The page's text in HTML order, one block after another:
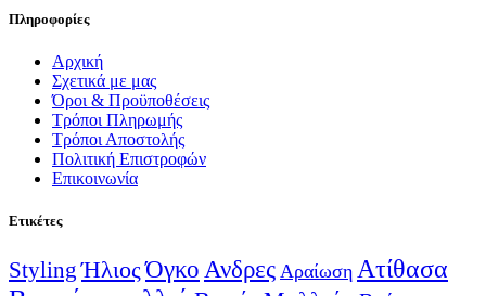
Πληροφορίες
Αρχική
Σχετικά με μας
Όροι & Προϋποθέσεις
Τρόποι Πληρωμής
Τρόποι Αποστολής
Πολιτική Επιστροφών
Επικοινωνία
Ετικέτες
Styling Ήλιος ΌγκοΑνδρες Αραίωση Ατίθασα